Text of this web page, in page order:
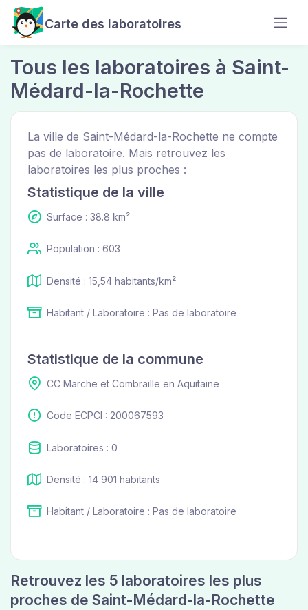
Carte des laboratoires
Tous les laboratoires à Saint-
Médard-la-Rochette
La ville de Saint-Médard-la-Rochette ne compte
pas de laboratoire. Mais retrouvez les
laboratoires les plus proches :
Statistique de la ville
Surface : 38.8 km²
Population : 603
Densité : 15,54 habitants/km²
Habitant / Laboratoire : Pas de laboratoire
Statistique de la commune
CC Marche et Combraille en Aquitaine
Code ECPCI : 200067593
Laboratoires : 0
Densité : 14 901 habitants
Habitant / Laboratoire : Pas de laboratoire
Retrouvez les 5 laboratoires les plus
proches de Saint-Médard-la-Rochette